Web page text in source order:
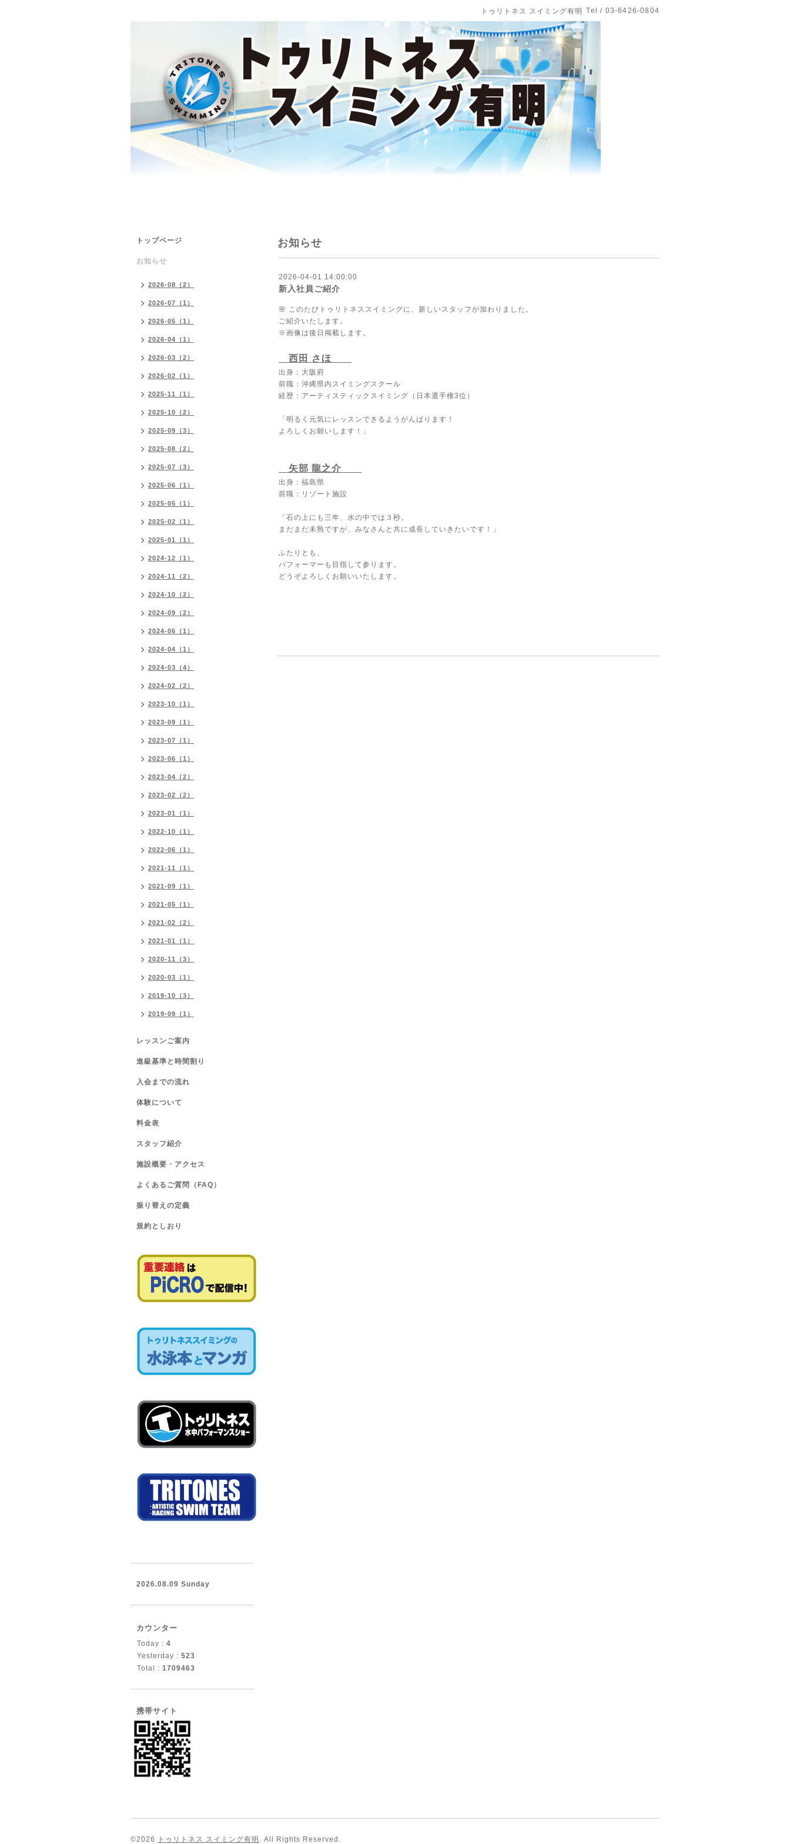
トゥリトネス スイミング有明 Tel / 03-6426-0804
お知らせ
2026-04-01 14:00:00
新入社員ご紹介
🌸 このたびトゥリトネススイミングに、新しいスタッフが加わりました。
ご紹介いたします。
※画像は後日掲載します。
西田 さほ
出身：大阪府
前職：沖縄県内スイミングスクール
経歴：アーティスティックスイミング（日本選手権3位）
「明るく元気にレッスンできるようがんばります！
よろしくお願いします！」
矢部 龍之介
出身：福島県
前職：リゾート施設
「石の上にも三年、水の中では３秒。
まだまだ未熟ですが、みなさんと共に成長していきたいです！」
ふたりとも、
パフォーマーも目指して参ります。
どうぞよろしくお願いいたします。
トップページ
お知らせ
2026-08（2）
2026-07（1）
2026-05（1）
2026-04（1）
2026-03（2）
2026-02（1）
2025-11（1）
2025-10（2）
2025-09（3）
2025-08（2）
2025-07（3）
2025-06（1）
2025-05（1）
2025-02（1）
2025-01（1）
2024-12（1）
2024-11（2）
2024-10（2）
2024-09（2）
2024-06（1）
2024-04（1）
2024-03（4）
2024-02（2）
2023-10（1）
2023-09（1）
2023-07（1）
2023-06（1）
2023-04（2）
2023-02（2）
2023-01（1）
2022-10（1）
2022-06（1）
2021-11（1）
2021-09（1）
2021-05（1）
2021-02（2）
2021-01（1）
2020-11（3）
2020-03（1）
2019-10（3）
2019-09（1）
レッスンご案内
進級基準と時間割り
入会までの流れ
体験について
料金表
スタッフ紹介
施設概要・アクセス
よくあるご質問（FAQ）
振り替えの定義
規約としおり
2026.08.09 Sunday
カウンター
Today : 4
Yesterday : 523
Total : 1709463
携帯サイト
©2026 トゥリトネス スイミング有明 . All Rights Reserved.